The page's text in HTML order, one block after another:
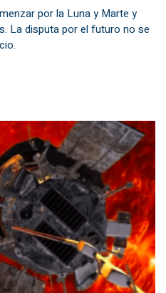
por la Luna y Marte y
La disputa por el futuro no se